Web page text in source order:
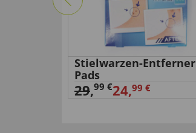
Stielwarzen-Entferner
Pads
29,99 €24,99 €